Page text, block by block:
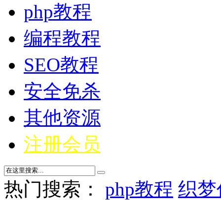
php教程
编程教程
SEO教程
安全免杀
其他资源
注册会员
热门搜索： php教程 织